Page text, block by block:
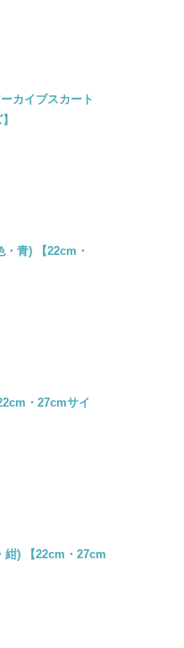
カイブスカート
青) 【22cm・
・27cmサイ
紺) 【22cm・27cm